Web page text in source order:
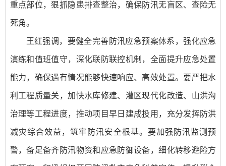
重点部位，狠抓隐患排查整治，确保防汛无盲区、查险无
死角。
王红强调，要健全完善防汛应急预案体系，强化应急
演练和值班值守，深化联防联控机制，全面提升应急处置
能力，确保遇有情况能够快速响应、高效处置。要严把水
利工程质量关，加快水库修建、灌区现代化改造、山洪沟
治理等工程进度，推动项目早日建成投用，充分发挥防洪
减灾综合效益，筑牢防汛安全根基。要加强防汛监测预
警，备足备齐防汛物资和应急防御设备，细化转移避险方